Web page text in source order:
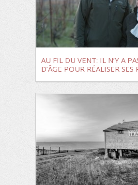
AU FIL DU VENT: IL N’Y A
D’ÂGE POUR RÉALISER SES